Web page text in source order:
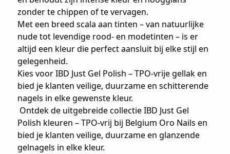
zonder te chippen of te vervagen.
Met een breed scala aan tinten – van natuurlijke
nude tot levendige rood- en modetinten – is er
altijd een kleur die perfect aansluit bij elke stijl en
gelegenheid.
Kies voor IBD Just Gel Polish – TPO-vrije gellak en
bied je klanten veilige, duurzame en schitterende
nagels in elke gewenste kleur.
Ontdek de uitgebreide collectie IBD Just Gel
Polish kleuren – TPO-vrij bij Belgium Oro Nails en
bied je klanten veilige, duurzame en glanzende
gelnagels in elke kleur.